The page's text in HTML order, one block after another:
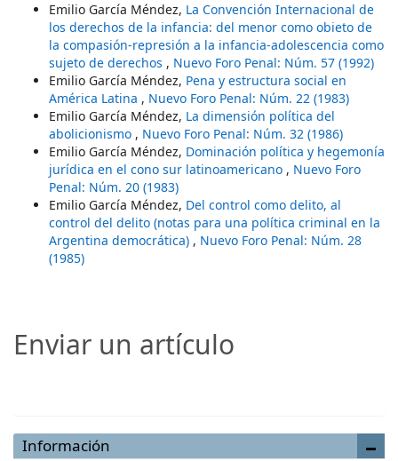
Emilio García Méndez, La Convención Internacional de
los derechos de la infancia: del menor como obieto de
la compasión-represión a la infancia-adolescencia como
sujeto de derechos , Nuevo Foro Penal: Núm. 57 (1992)
Emilio García Méndez, Pena y estructura social en
América Latina , Nuevo Foro Penal: Núm. 22 (1983)
Emilio García Méndez, La dimensión política del
abolicionismo , Nuevo Foro Penal: Núm. 32 (1986)
Emilio García Méndez, Dominación política y hegemonía
jurídica en el cono sur latinoamericano , Nuevo Foro
Penal: Núm. 20 (1983)
Emilio García Méndez, Del control como delito, al
control del delito (notas para una política criminal en la
Argentina democrática) , Nuevo Foro Penal: Núm. 28
(1985)
Enviar un artículo
Información